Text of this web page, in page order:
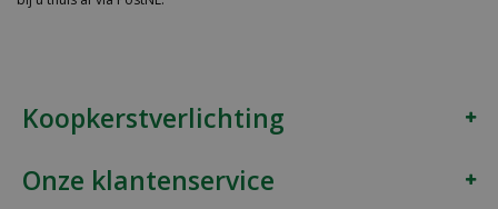
Koopkerstverlichting
Onze klantenservice